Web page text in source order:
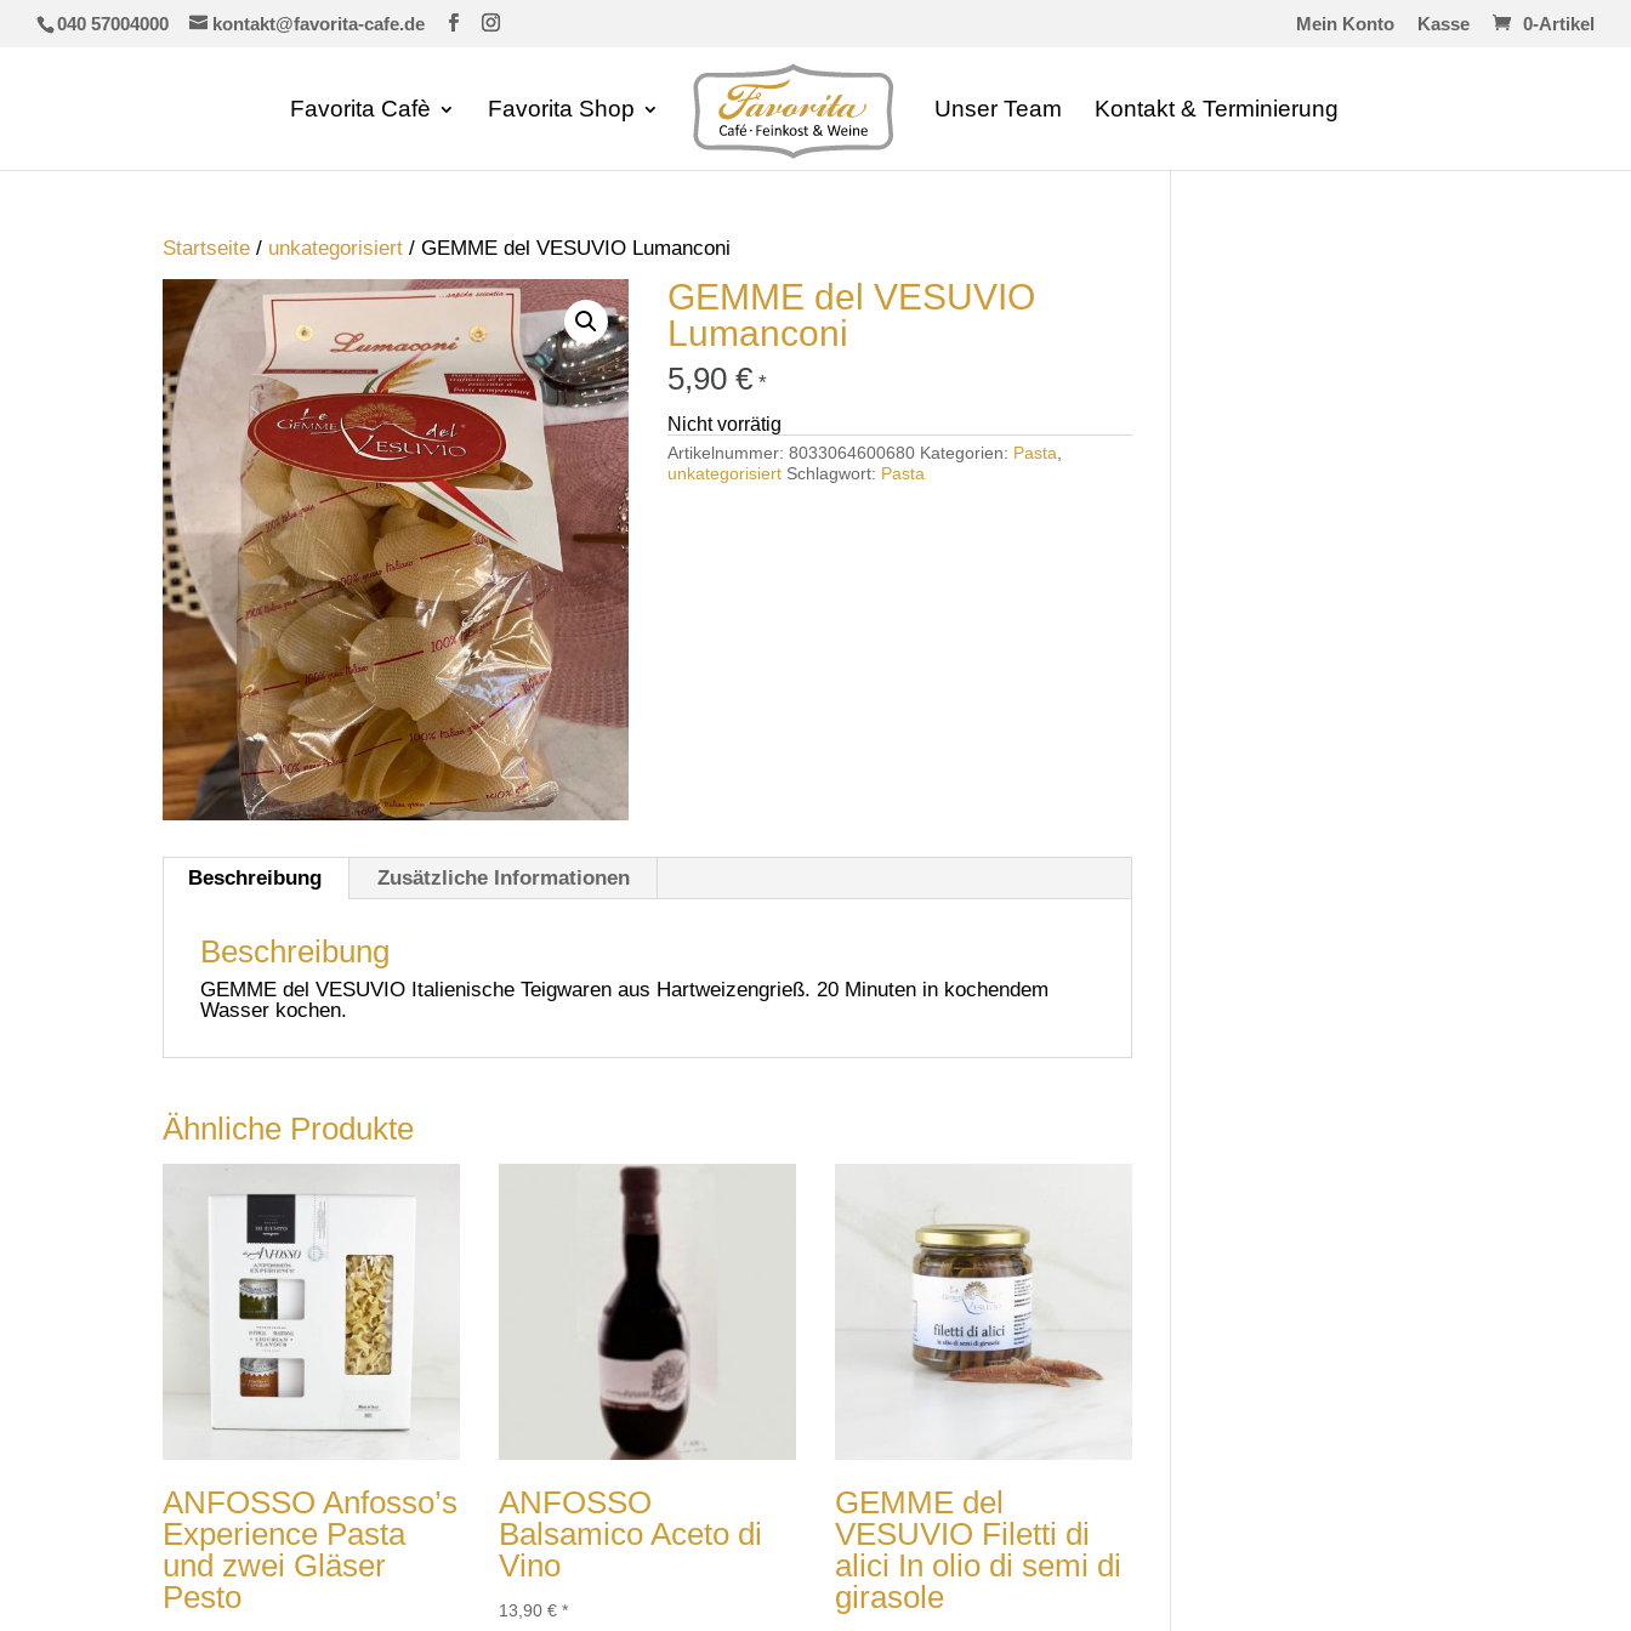
040 57004000 kontakt@favorita-cafe.de Mein Konto Kasse 0-Artikel
Favorita Cafè Favorita Shop Unser Team Kontakt & Terminierung
Startseite / unkategorisiert / GEMME del VESUVIO Lumanconi
GEMME del VESUVIO
Lumanconi
5,90 € *
Nicht vorrätig
Artikelnummer: 8033064600680 Kategorien: Pasta
unkategorisiert Schlagwort: Pasta
Beschreibung Zusätzliche Informationen
Beschreibung
GEMME del VESUVIO Italienische Teigwaren aus Hartweizengrieß. 20 Minuten in kochendem
Wasser kochen.
Ähnliche Produkte
ANFOSSO Anfosso’s
Experience Pasta
und zwei Gläser
Pesto
ANFOSSO
Balsamico Aceto di
Vino
13,90€ *
GEMME del
VESUVIO Filetti di
alici In olio di semi di
girasole